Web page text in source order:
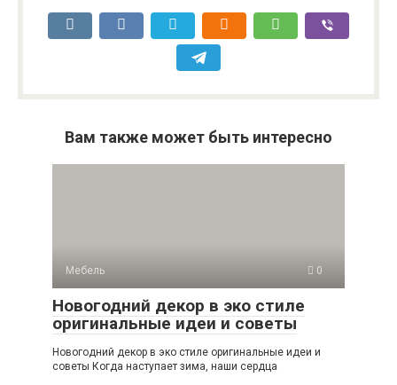
Вам также может быть интересно
Мебель 0
Новогодний декор в эко стиле
оригинальные идеи и советы
Новогодний декор в эко стиле оригинальные идеи и
советы Когда наступает зима, наши сердца